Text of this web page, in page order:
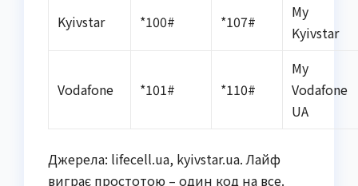
Kyivstar *100# *107#
My
Kyivstar
Vodafone *101# *110#
My
Vodafone
UA
Джерела: lifecell.ua, kyivstar.ua. Лайф
виграє простотою – один код на все.